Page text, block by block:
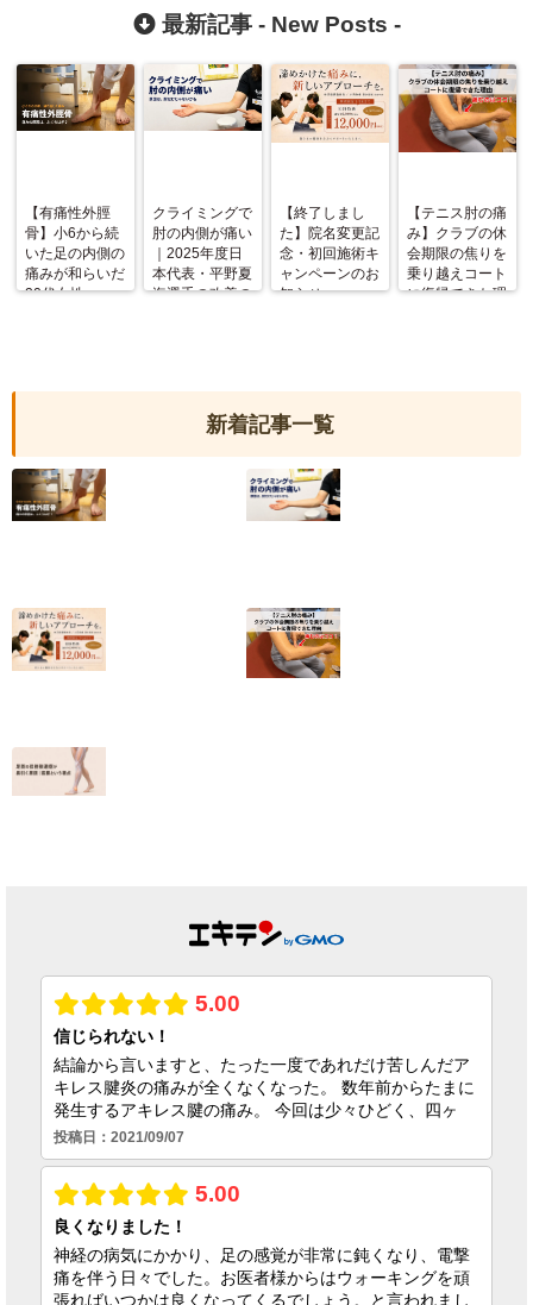
んか？
す！
最新記事 - New Posts -
【有痛性外脛
骨】小6から続
いた足の内側の
痛みが和らいだ
20代女性
クライミングで
肘の内側が痛い
｜2025年度日
本代表・平野夏
海選手の改善の
【終了しまし
た】院名変更記
念・初回施術キ
ャンペーンのお
知らせ
【テニス肘の痛
み】クラブの休
会期限の焦りを
乗り越えコート
に復帰できた理
新着記事一覧
【有痛性外脛骨】
小6から続いた足
の内側の痛みが和
らいだ20代女性
クライミングで肘
の内側が痛い｜
2025年度日本代
表・平野夏海選手
【終了しました】
院名変更記念・初
回施術キャンペー